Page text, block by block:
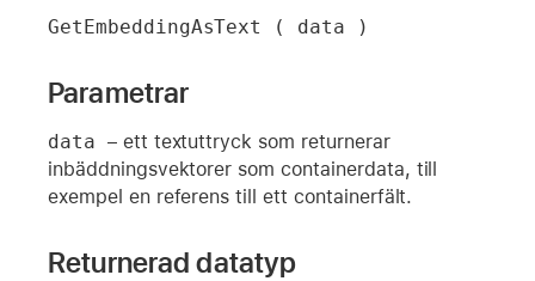
GetEmbeddingAsText ( data )
Parametrar
data – ett textuttryck som returnerar
inbäddningsvektorer som containerdata, till
exempel en referens till ett containerfält.
Returnerad datatyp